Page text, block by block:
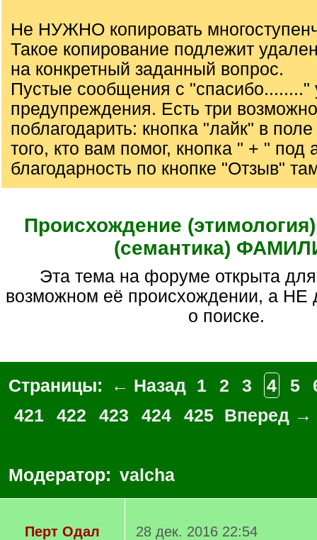
Не НУЖНО копировать
Такое копирование подлежит
на конкретный заданный вопрос.
Пустые сообщения с "спасибо........"
предупреждения. Есть три
поблагодарить: кнопка "лайк" в
того, кто вам помог, кнопка " + " под
благодарность по кнопке "Отзыв"
Происхождение
(семантика)
Эта тема на форуме открыта для вопросов о
возможном её происхождении, а НЕ
о поиске.
Страницы: ← Назад 1 2 3 4 5
421
422 423 424 425 Вперед →
Модератор: valcha
Перт Одал
28 дек. 2016 22:54